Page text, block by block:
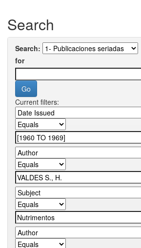
Search
Search:
for
Current filters: